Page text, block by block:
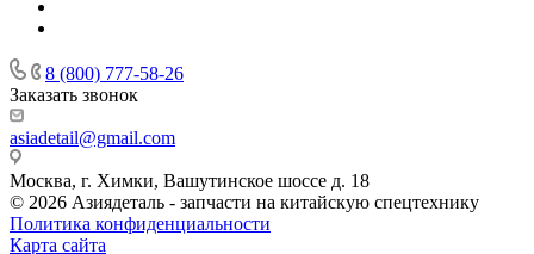
8 (800) 777-58-26
Заказать звонок
asiadetail@gmail.com
Москва, г. Химки, Вашутинское шоссе д. 18
© 2026 Азиядеталь - запчасти на китайскую спецтехнику
Политика конфиденциальности
Карта сайта